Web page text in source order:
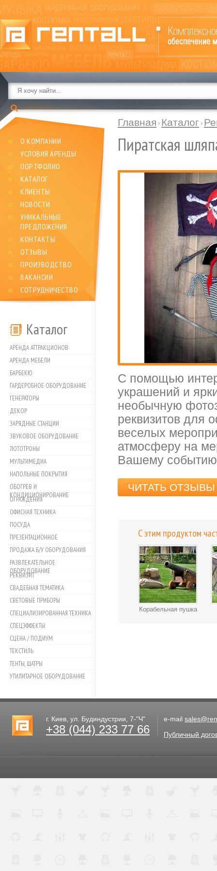
О КОМПАНИИ
УСЛОВИЯ АРЕНДЫ
ПОРТФОЛИО
КАТАЛОГ
КЛИЕНТЫ
НОВОСТИ
УНИКАЛЬНЫЕ
ПРЕДЛОЖЕНИЯ
КОНТАКТЫ
ОТЗЫВЫ
ПРОИЗВОДСТВО
ВАКАНСИИ
СОТРУДНИЧЕСТВО
Каталог
АРЕНДА АТТРАКЦИОНОВ
АРЕНДА МЕБЕЛИ
БАРБЕКЮ
ГАРДЕРОБНОЕ ОБОРУДОВАНИЕ
ГЕНЕРАТОРЫ
ДЕКОР
ЗАРЯДНЫЕ СТАНЦИИ
ЗВУКОВОЕ ОБОРУДОВАНИЕ
ЛОТОТРОНЫ
МУЛЬТИМЕДИА
НАПОЛЬНЫЕ ПОКРЫТИЯ
ОБОГРЕВ И
КОНДИЦИОНИРОВАНИЕ
ОГРАЖДЕНИЯ
ОФИСНАЯ ТЕХНИКА
ПОСУДА
ПРЕЗЕНТАЦИОННОЕ
ПРОДАЖА Б/У ОБОРУДОВАНИЯ
РАЗВЛЕКАТЕЛЬНОЕ
ОБОРУДОВАНИЕ
РЕКВИЗИТ
СВАДЕБНАЯ ТЕМАТИКА
СВЕТОВЫЕ ПРИБОРЫ
СПЕЦИАЛИЗИРОВАННАЯ ТЕХНИКА
СПЕЦЭФФЕКТЫ
СЦЕНА / ПОДИУМ
ТЕКСТИЛЬ
ТЕНТЫ, ШАТРЫ
УТИЛИТАРНОЕ ОБОРУДОВАНИЕ
Главная Каталог
Пиратская
С помощью
украшений и
необычную
реквизитов для
веселых
атмосферу на
Вашему
ЧИТАТЬ ОТЗЫВЫ
С этим продуктом
Корабельная пушка
г. Киев, ул. Будиндустрии, 7-"Ч"
+38 (044) 233 77 66
e-mail
Публичный